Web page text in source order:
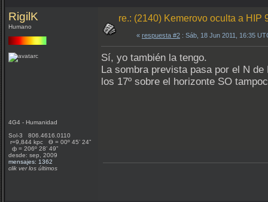
RigilK
Humano
4G4 - Humanidad
Sol-3 806.4616.0110
r=9,844 kpc Ѳ = 00º 45’ 24”
ф = 206º 28’ 49”
desde: sep, 2009
mensajes: 1362
clik ver los últimos
re.: (2140) Kemerovo oculta a HIP
« respuesta #2 : Sáb, 18 Jun 2011, 16:35
Sí, yo también la tengo.
La sombra prevista pasa por el N
los 17º sobre el horizonte SO